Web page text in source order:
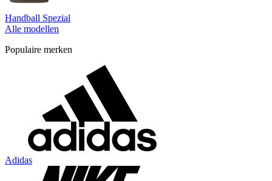
Handball Spezial
Alle modellen
Populaire merken
Adidas